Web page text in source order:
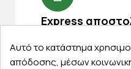
Express
παραλάβετε αύριο
Αυτό το κατάστημα
απόδοσης, μέσων